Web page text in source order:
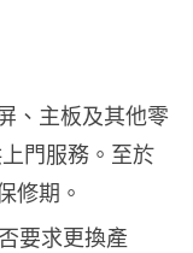
、主板及其他零
門服務。至於
修期。
要求更換產